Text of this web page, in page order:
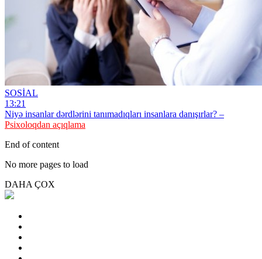
SOSİAL
13:21
Niyə insanlar dərdlərini tanımadıqları insanlara danışırlar? –
Psixoloqdan açıqlama
End of content
No more pages to load
DAHA ÇOX